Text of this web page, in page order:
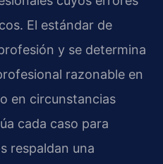
El estándar de
y se determina
razonable en
en circunstancias
cada caso para
respaldan una